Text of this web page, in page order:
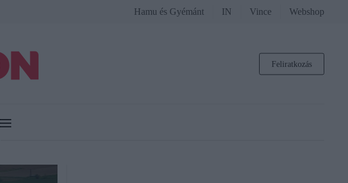
Hamu és Gyémánt IN Vince Webshop
Feliratkozás